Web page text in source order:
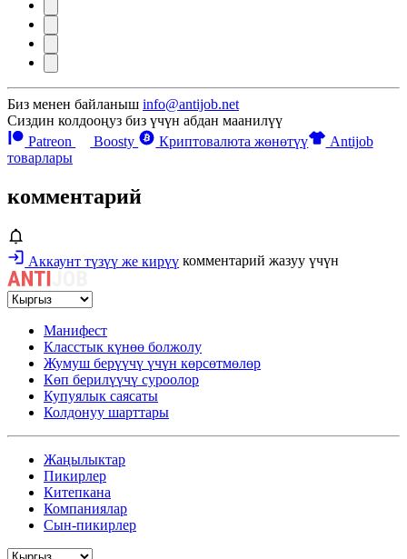
Биз менен байланыш info@antijob.net
Сиздин колдооңуз биз үчүн абдан маанилүү
Patreon
Boosty Криптовалюта жөнөтүү
Antijob
товарлары
комментарий
Аккаунт түзүү же кирүү комментарий жазуу үчүн
Манифест
Класстык күнөө болжолу
Жумуш берүүчү үчүн көрсөтмөлөр
Көп берилүүчү суроолор
Купуялык саясаты
Колдонуу шарттары
Жаңылыктар
Пикирлер
Китепкана
Компаниялар
Сын-пикирлер